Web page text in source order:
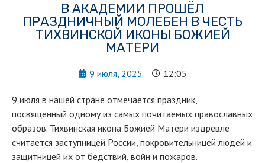
В АКАДЕМИИ ПРОШЁЛ
ПРАЗДНИЧНЫЙ МОЛЕБЕН В ЧЕСТЬ
ТИХВИНСКОЙ ИКОНЫ БОЖИЕЙ
МАТЕРИ
9 июля, 2025 12:05
9 июля в нашей стране отмечается праздник,
посвящённый одному из самых почитаемых православных
образов. Тихвинская икона Божией Матери издревле
считается заступницей России, покровительницей людей и
защитницей их от бедствий, войн и пожаров.